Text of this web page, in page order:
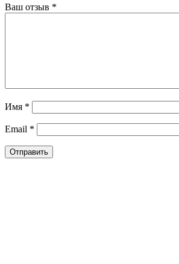
Ваш отзыв *
Имя *
Email *